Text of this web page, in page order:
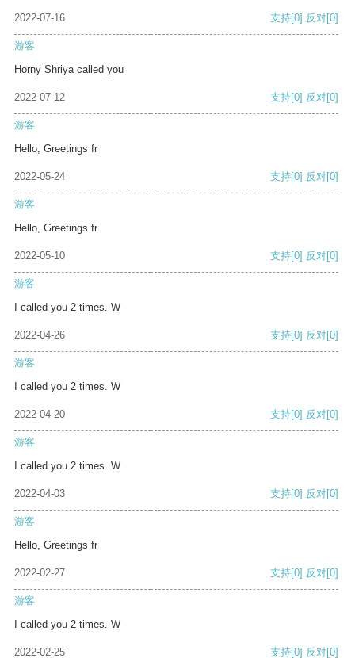
2022-07-16 支持[0] 反对[0]
游客
Horny Shriya called you
2022-07-12 支持[0] 反对[0]
游客
Hello, Greetings fr
2022-05-24 支持[0] 反对[0]
游客
Hello, Greetings fr
2022-05-10 支持[0] 反对[0]
游客
I called you 2 times. W
2022-04-26 支持[0] 反对[0]
游客
I called you 2 times. W
2022-04-20 支持[0] 反对[0]
游客
I called you 2 times. W
2022-04-03 支持[0] 反对[0]
游客
Hello, Greetings fr
2022-02-27 支持[0] 反对[0]
游客
I called you 2 times. W
2022-02-25 支持[0] 反对[0]